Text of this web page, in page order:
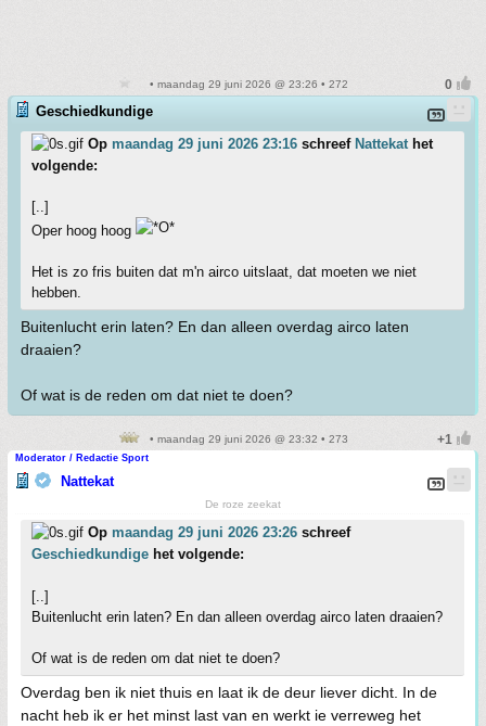
• maandag 29 juni 2026 @ 23:26 • 272
Geschiedkundige
Op maandag 29 juni 2026 23:16 schreef Nattekathet
volgende:
[..]
Oper hoog hoog
Het is zo fris buiten dat m'n airco uitslaat, dat moeten we niet
hebben.
Buitenlucht erin laten? En dan alleen overdag airco laten
draaien?
Of wat is de reden om dat niet te doen?
• maandag 29 juni 2026 @ 23:32 • 273
Moderator / Redactie Sport
Nattekat
De roze zeekat
Op maandag 29 juni 2026 23:26 schreef
Geschiedkundige het volgende:
[..]
Buitenlucht erin laten? En dan alleen overdag airco laten draaien?
Of wat is de reden om dat niet te doen?
Overdag ben ik niet thuis en laat ik de deur liever dicht. In de
nacht heb ik er het minst last van en werkt ie verreweg het